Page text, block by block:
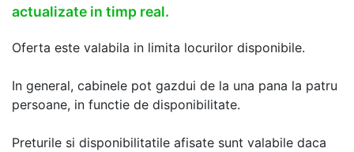
actualizate in timp real.
Oferta este valabila in limita locurilor disponibile.
In general, cabinele pot gazdui de la una pana la patru
persoane, in functie de disponibilitate.
Preturile si disponibilitatile afisate sunt valabile daca